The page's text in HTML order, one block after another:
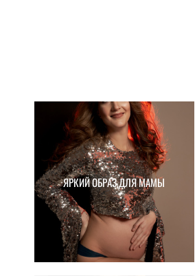
ЯРКИЙ ОБРАЗ ДЛЯ МАМЫ